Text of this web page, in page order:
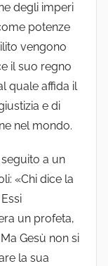
degli imperi
potenze
vengono
il suo regno
quale affida il
e di
nel mondo.
a un
«Chi dice la
un profeta,
Gesù non si
la sua